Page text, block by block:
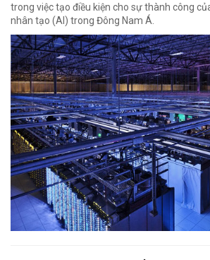
trong việc tạo điều kiện cho sự thành công
nhân tạo (AI) trong Đông Nam Á.